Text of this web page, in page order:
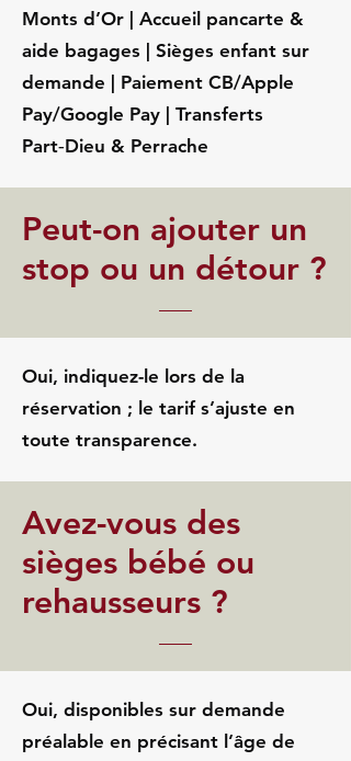
Monts d’Or | Accueil pancarte &
aide bagages | Sièges enfant sur
demande | Paiement CB/Apple
Pay/Google Pay | Transferts
Part‑Dieu & Perrache
Peut-on ajouter un
stop ou un détour ?
Oui, indiquez-le lors de la
réservation ; le tarif s’ajuste en
toute transparence.
Avez-vous des
sièges bébé ou
rehausseurs ?
Oui, disponibles sur demande
préalable en précisant l’âge de